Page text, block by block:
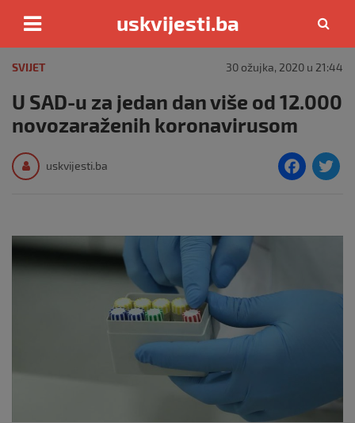
content
uskvijesti.ba
SVIJET 30 ožujka, 2020 u 21:44
U SAD-u za jedan dan više od 12.000
novozaraženih koronavirusom
uskvijesti.ba
F
e